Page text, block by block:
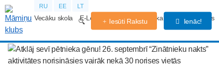
RU EE LT
Vecāku skola E-Lekcijas Grūtniecības kalendārs Forums
Iesūti Rakstu Ienāc!